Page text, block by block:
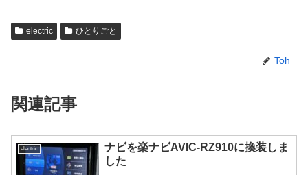
electric ひとりごと
Toh
関連記事
electric
ナビを楽ナビAVIC-RZ910に換装しま
した